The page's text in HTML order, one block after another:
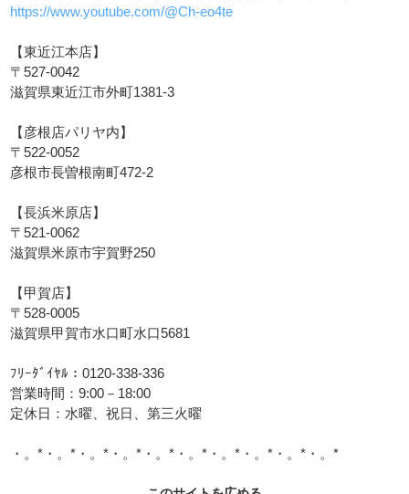
https://www.youtube.com/@Ch-eo4te
【東近江本店】
〒527-0042
滋賀県東近江市外町1381-3
【彦根店パリヤ内】
〒522-0052
彦根市長曽根南町472-2
【長浜米原店】
〒521-0062
滋賀県米原市宇賀野250
【甲賀店】
〒528-0005
滋賀県甲賀市水口町水口5681
ﾌﾘｰﾀﾞｲﾔﾙ：0120-338-336
営業時間：9:00－18:00
定休日：水曜、祝日、第三火曜
・。*・。*・。*・。*・。*・。*・。*・。*・。*・。*